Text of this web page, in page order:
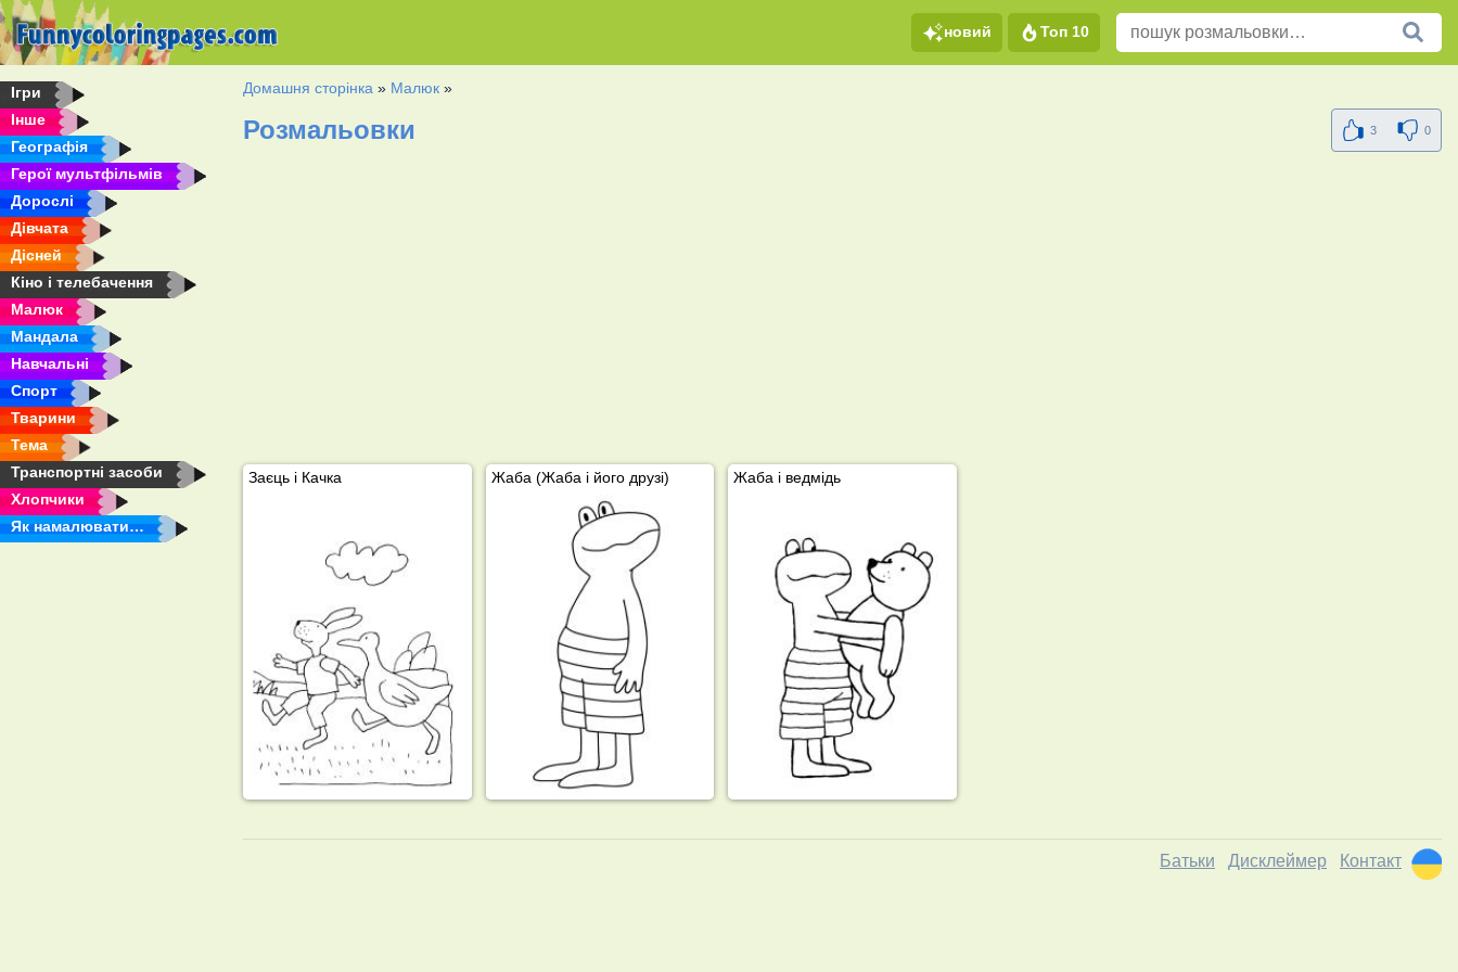
новий Топ 10
Ігри
Інше
Географія
Герої мультфільмів
Дорослі
Дівчата
Дісней
Кіно і телебачення
Малюк
Мандала
Навчальні
Спорт
Тварини
Тема
Транспортні засоби
Хлопчики
Як намалювати…
Домашня сторінка » Малюк »
Розмальовки 3 0
Заєць і Качка Жаба (Жаба і його друзі) Жаба і ведмідь
Батьки Дисклеймер Контакт